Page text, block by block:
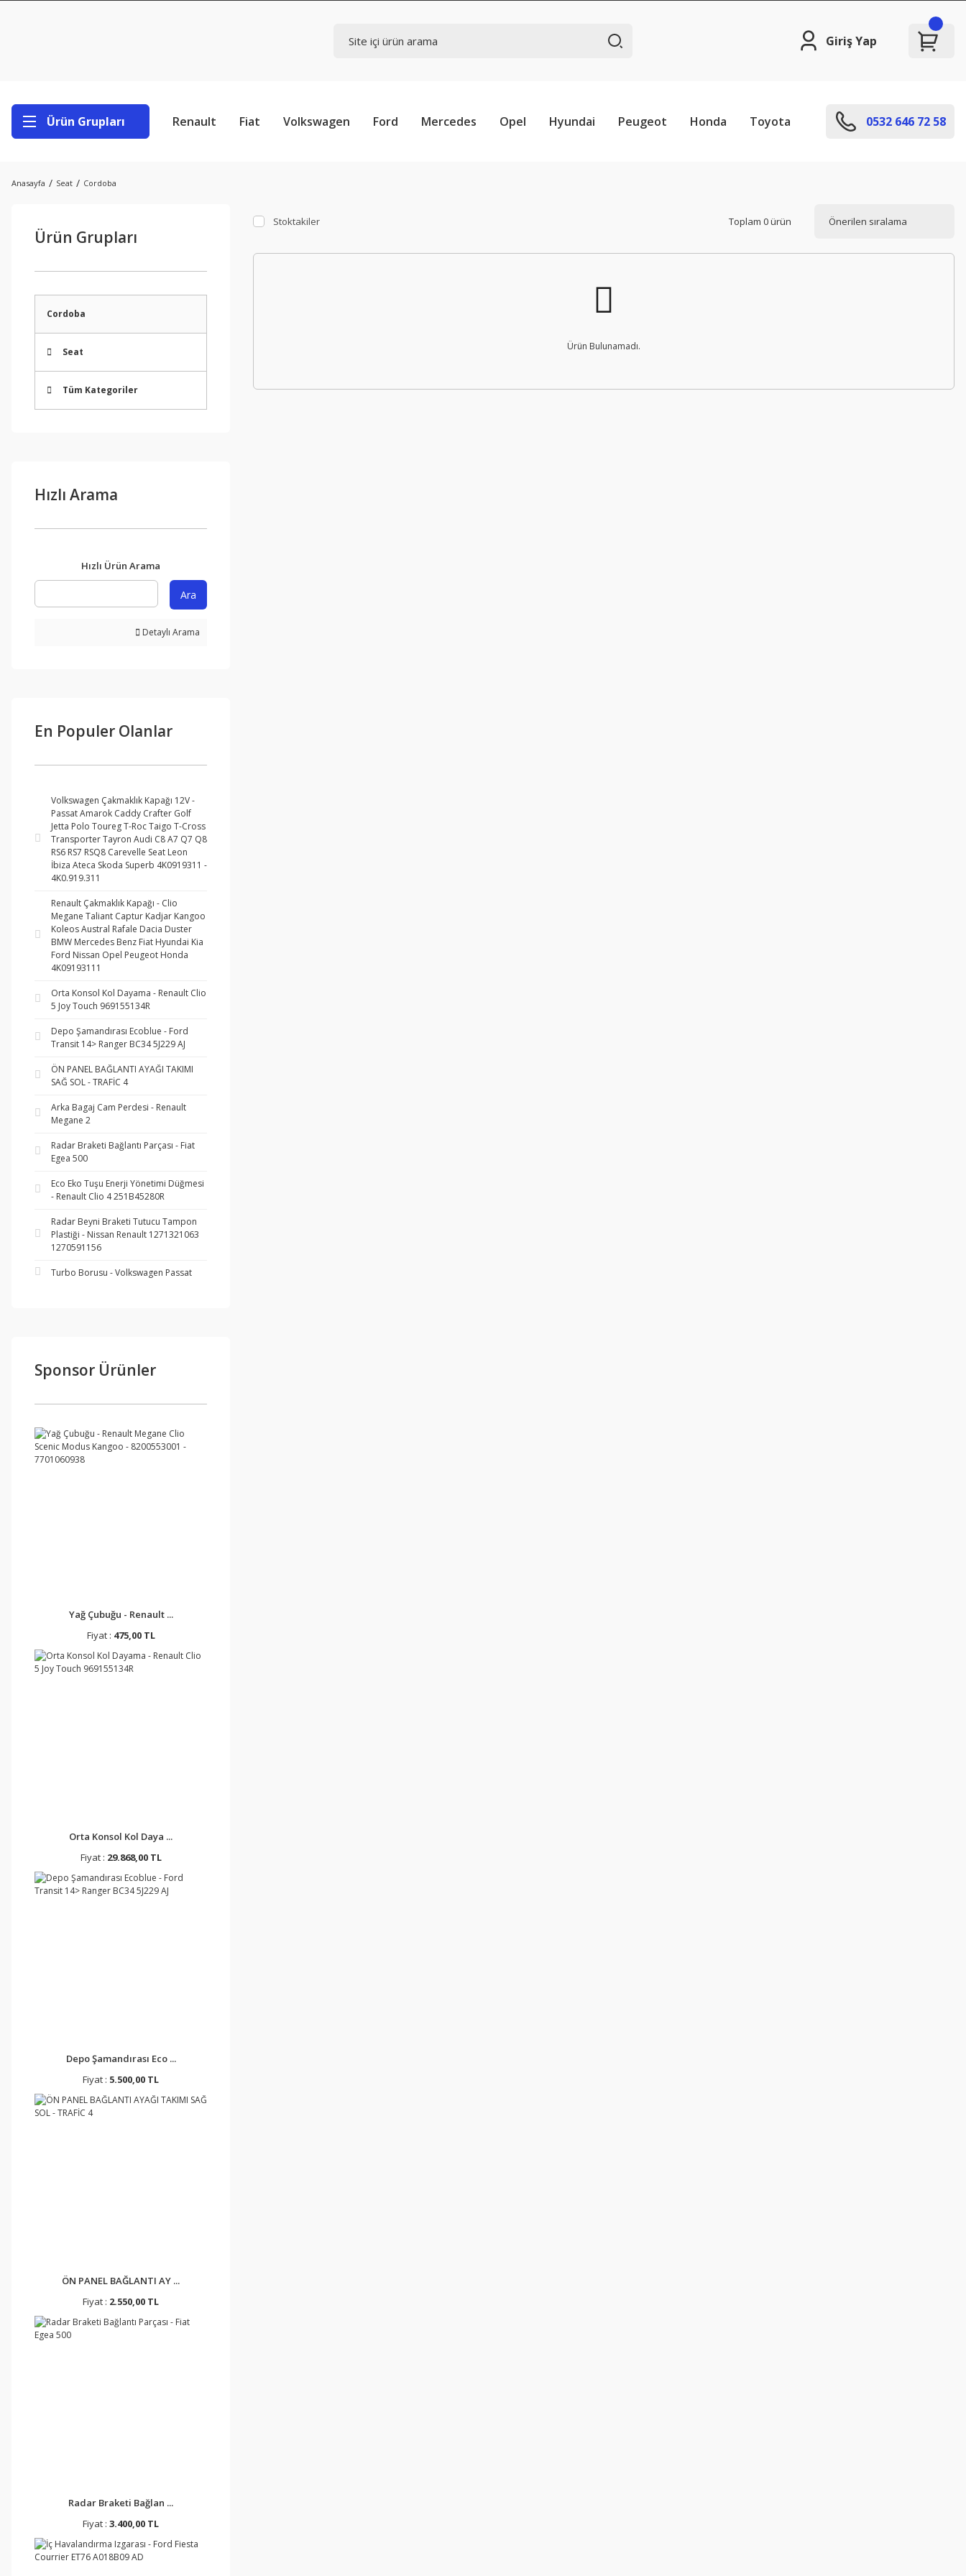
Giriş Yap
Ürün Grupları Renault Fiat Volkswagen Ford Mercedes Opel Hyundai Peugeot Honda Toyota 0532 646 72 58
Anasayfa Seat Cordoba
Ürün Grupları
Cordoba
Seat
Tüm Kategoriler
Hızlı Arama
Hızlı Ürün Arama
Ara
Detaylı Arama
En Populer Olanlar
Volkswagen Çakmaklık Kapağı 12V -
Passat Amarok Caddy Crafter Golf
Jetta Polo Toureg T-Roc Taigo T-Cross
Transporter Tayron Audi C8 A7 Q7 Q8
RS6 RS7 RSQ8 Carevelle Seat Leon
İbiza Ateca Skoda Superb 4K0919311 -
4K0.919.311
Renault Çakmaklık Kapağı - Clio
Megane Taliant Captur Kadjar Kangoo
Koleos Austral Rafale Dacia Duster
BMW Mercedes Benz Fiat Hyundai Kia
Ford Nissan Opel Peugeot Honda
4K09193111
Orta Konsol Kol Dayama - Renault Clio
5 Joy Touch 969155134R
Depo Şamandırası Ecoblue - Ford
Transit 14> Ranger BC34 5J229 AJ
ÖN PANEL BAĞLANTI AYAĞI TAKIMI
SAĞ SOL - TRAFİC 4
Arka Bagaj Cam Perdesi - Renault
Megane 2
Radar Braketi Bağlantı Parçası - Fiat
Egea 500
Eco Eko Tuşu Enerji Yönetimi Düğmesi
- Renault Clio 4 251B45280R
Radar Beyni Braketi Tutucu Tampon
Plastiği - Nissan Renault 1271321063
1270591156
Turbo Borusu - Volkswagen Passat
Sponsor Ürünler
Yağ Çubuğu - Renault ...
Fiyat : 475,00 TL
Orta Konsol Kol Daya ...
Fiyat : 29.868,00 TL
Depo Şamandırası Eco ...
Fiyat : 5.500,00 TL
ÖN PANEL BAĞLANTI AY ...
Fiyat : 2.550,00 TL
Radar Braketi Bağlan ...
Fiyat : 3.400,00 TL
Stoktakiler Toplam 0 ürün
Ürün Bulunamadı.